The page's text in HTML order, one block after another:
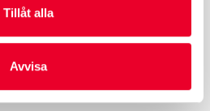
Tillåt alla
Avvisa